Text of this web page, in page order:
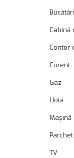
Cabină
Contor
Curent
Gaz
Hotă
Mașină
Parchet
TV